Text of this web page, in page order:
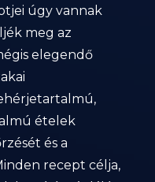
úgy vannak
meg az
elegendő
ételek
és a
recept célja,